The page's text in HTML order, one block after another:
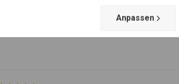
Anpassen